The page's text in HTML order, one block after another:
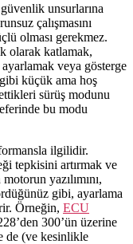
unsurlarına
çalışmasını
olması gerekmez.
olarak katlamak,
ayarlamak veya gösterge
küçük ama hoş
sürüş modunu
bu modu
ilgilidir.
tepkisini artırmak ve
yazılımını,
gibi, ayarlama
Örneğin, ECU
300’ün üzerine
de (ve kesinlikle